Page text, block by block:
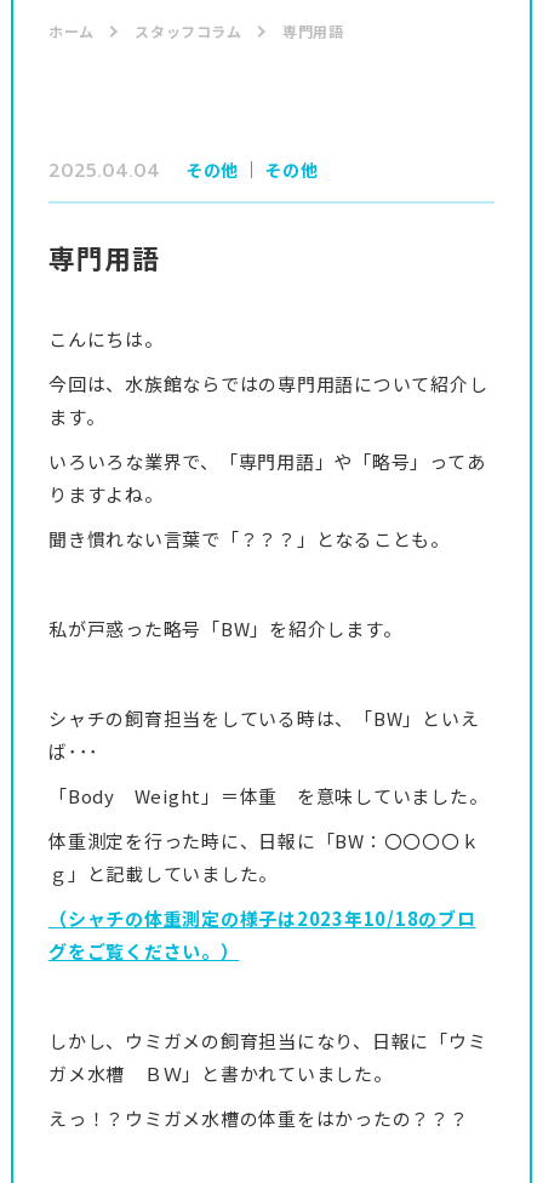
ホーム スタッフコラム 専門用語
2025.04.04 その他 その他
専門用語
こんにちは。
今回は、水族館ならではの専門用語について紹介し
ます。
いろいろな業界で、「専門用語」や「略号」ってあ
りますよね。
聞き慣れない言葉で「？？？」となることも。
私が戸惑った略号「BW」を紹介します。
シャチの飼育担当をしている時は、「BW」といえ
ば･･･
「Body Weight」＝体重 を意味していました。
体重測定を行った時に、日報に「BW：〇〇〇〇ｋ
ｇ」と記載していました。
（シャチの体重測定の様子は2023年10/18のブロ
グをご覧ください。）
しかし、ウミガメの飼育担当になり、日報に「ウミ
ガメ水槽 ＢＷ」と書かれていました。
えっ！？ウミガメ水槽の体重をはかったの？？？